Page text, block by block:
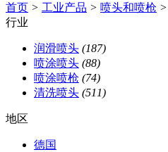
首页 > 工业产品 > 喷头和喷枪 >
行业
润滑喷头 (187)
喷涂喷头 (88)
喷涂喷枪 (74)
清洗喷头 (511)
地区
德国